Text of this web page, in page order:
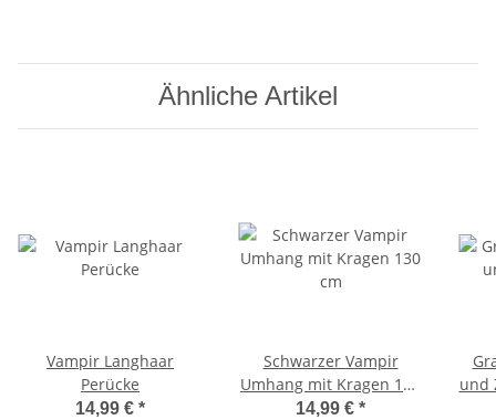
Ähnliche Artikel
Vampir Langhaar
Perücke
14,99 € *
Schwarzer Vampir
Umhang mit Kragen 130
cm
14,99 € *
und